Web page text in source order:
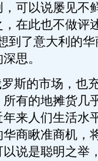
可以说屡见不
在此也不做评
到了意大利的
思。
斯的市场，也
有的地摊货几
来人们生活水
商瞅准商机，
说是聪明之举